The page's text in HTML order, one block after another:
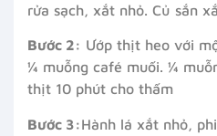
rửa sạch, xắt nhỏ. Củ sắn
Bước 2: Ướp thịt heo với
¼ muỗng café muối. ¼
thịt 10 phút cho thấm
Bước 3:Hành lá xắt nhỏ,